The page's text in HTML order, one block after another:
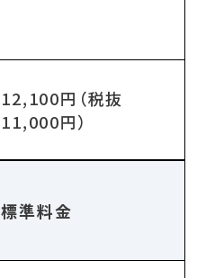
12,100円（税抜
11,000円）
標準料金